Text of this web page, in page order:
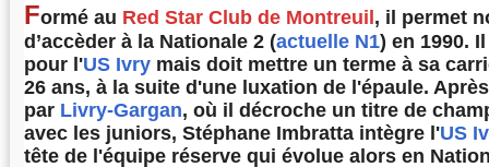
Formé au Red Star Club de Montreuil , il permet
d’accèder à la Nationale 2 (actuelle N1) en 1990.
pour l'US Ivry mais doit mettre un terme à sa
26 ans, à la suite d'une luxation de l'épaule.
par Livry-Gargan, où il décroche un titre de
avec les juniors, Stéphane Imbratta intègre l'US
tête de l'équipe réserve qui évolue alors en